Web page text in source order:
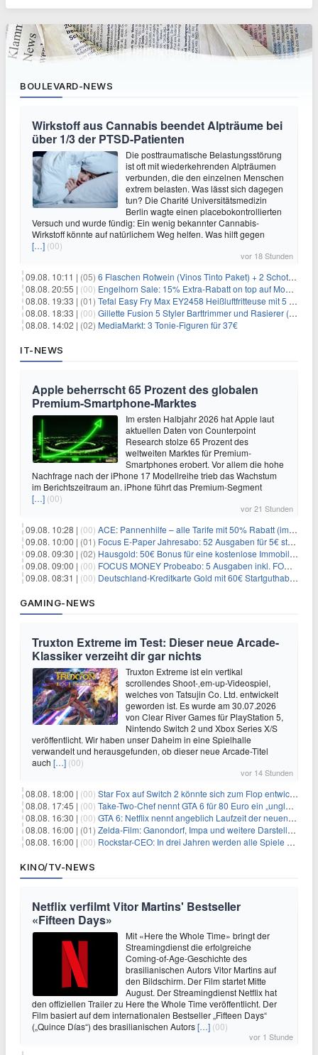
BOULEVARD-NEWS
Wirkstoff aus Cannabis beendet Alpträume bei
über 1/3 der PTSD-Patienten
Die posttraumatische Belastungsstörung
ist oft mit wiederkehrenden Alpträumen
verbunden, die den einzelnen Menschen
extrem belasten. Was lässt sich dagegen
tun? Die Charité Universitätsmedizin
Berlin wagte einen placebokontrollierten
Versuch und wurde fündig: Ein wenig bekannter Cannabis-
Wirkstoff könnte auf natürlichem Weg helfen. Was hilft gegen
[…] (00)
vor 18 Stunden
09.08. 10:11 | (05) 6 Flaschen Rotwein (Vinos Tinto Paket) + 2 Schott Zwiesel Gläser für 25,99€ inkl. Versand
08.08. 20:55 | (00) Engelhorn Sale: 15% Extra-Rabatt on top auf Mode- und Sport-Artikel
08.08. 19:33 | (01) Tefal Easy Fry Max EY2458 Heißluftfritteuse mit 5 Litern für 64,99€
08.08. 18:33 | (00) Gillette Fusion 5 Styler Barttrimmer und Rasierer (All in One) für 16€
08.08. 14:02 | (02) MediaMarkt: 3 Tonie-Figuren für 37€
IT-NEWS
Apple beherrscht 65 Prozent des globalen
Premium-Smartphone-Marktes
Im ersten Halbjahr 2026 hat Apple laut
aktuellen Daten von Counterpoint
Research stolze 65 Prozent des
weltweiten Marktes für Premium-
Smartphones erobert. Vor allem die hohe
Nachfrage nach der iPhone 17 Modellreihe trieb das Wachstum
im Berichtszeitraum an. iPhone führt das Premium-Segment
[…] (00)
vor 21 Stunden
09.08. 10:28 | (00) ACE: Pannenhilfe – alle Tarife mit 50% Rabatt (im ersten Jahr)
09.08. 10:00 | (01) Focus E-Paper Jahresabo: 52 Ausgaben für 5€ statt 207,48€ – per Formular kündbar!
09.08. 09:30 | (02) Hausgold: 50€ Bonus für eine kostenlose Immobilienbewertung
09.08. 09:00 | (00) FOCUS MONEY Probeabo: 5 Ausgaben inkl. FOCUS+ Zugang für 5€
09.08. 08:31 | (00) Deutschland-Kreditkarte Gold mit 60€ Startguthaben (45€ Gewinn)
GAMING-NEWS
Truxton Extreme im Test: Dieser neue Arcade-
Klassiker verzeiht dir gar nichts
Truxton Extreme ist ein vertikal
scrollendes Shoot-‚em-up-Videospiel,
welches von Tatsujin Co. Ltd. entwickelt
geworden ist. Es wurde am 30.07.2026
von Clear River Games für PlayStation 5,
Nintendo Switch 2 und Xbox Series X/S
veröffentlicht. Wir haben unser Daheim in eine Spielhalle
verwandelt und herausgefunden, ob dieser neue Arcade-Titel
auch […] (00)
vor 14 Stunden
08.08. 18:00 | (00) Star Fox auf Switch 2 könnte sich zum Flop entwickeln
08.08. 17:45 | (00) Take-Two-Chef nennt GTA 6 für 80 Euro ein „unglaubliches Schnäppchen“
08.08. 16:30 | (00) GTA 6: Netflix nennt angeblich Laufzeit der neuen Gameplay-Präsentation
08.08. 16:00 | (01) Zelda-Film: Ganondorf, Impa und weitere Darsteller sollen feststehen
08.08. 16:00 | (00) Rockstar-CEO: In drei Jahren werden alle Spiele gestreamt
KINO/TV-NEWS
Netflix verfilmt Vitor Martins' Bestseller
«Fifteen Days»
Mit «Here the Whole Time» bringt der
Streamingdienst die erfolgreiche
Coming-of-Age-Geschichte des
brasilianischen Autors Vitor Martins auf
den Bildschirm. Der Film startet Mitte
August. Der Streamingdienst Netflix hat
den offiziellen Trailer zu Here the Whole Time veröffentlicht. Der
Film basiert auf dem internationalen Bestseller „Fifteen Days“
(„Quince Días“) des brasilianischen Autors[…] (00)
vor 1 Stunde